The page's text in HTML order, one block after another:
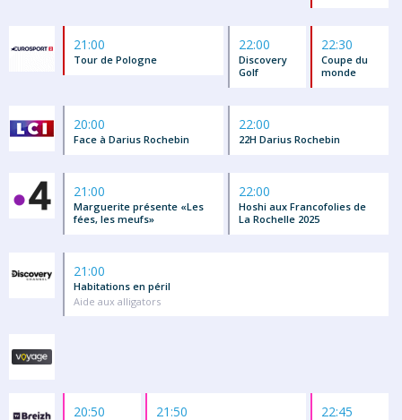
21:00
Tour de Pologne
22:00
Discovery
Golf
22:30
Coupe du
monde
20:00
Face à Darius Rochebin
22:00
22H Darius Rochebin
21:00
Marguerite présente «Les
fées, les meufs»
22:00
Hoshi aux Francofolies de
La Rochelle 2025
21:00
Habitations en péril
Aide aux alligators
20:50 21:50 22:45